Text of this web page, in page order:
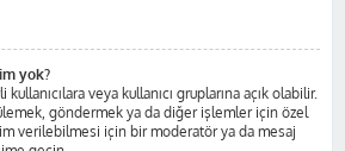
yok?
veya kullanıcı gruplarına açık olabilir.
göndermek ya da diğer işlemler için özel
verilebilmesi için bir moderatör ya da mesaj